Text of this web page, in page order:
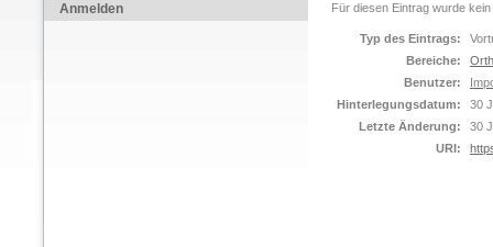
Anmelden
Für diesen Eintrag wurde
Typ des Eintrags:
Bereiche:
Benutzer:
Hinterlegungsdatum:
30
Letzte Änderung:
30
URI: